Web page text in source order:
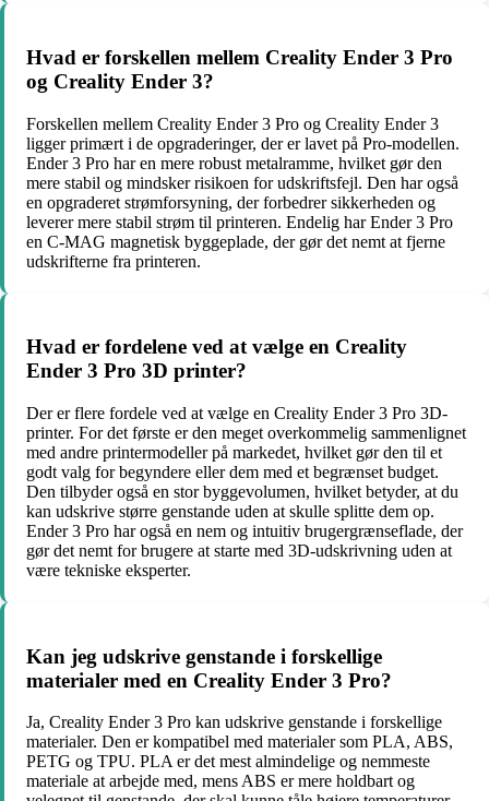
Hvad er forskellen mellem Creality Ender 3 Pro
og Creality Ender 3?
Forskellen mellem Creality Ender 3 Pro og Creality Ender 3
ligger primært i de opgraderinger, der er lavet på Pro-modellen.
Ender 3 Pro har en mere robust metalramme, hvilket gør den
mere stabil og mindsker risikoen for udskriftsfejl. Den har også
en opgraderet strømforsyning, der forbedrer sikkerheden og
leverer mere stabil strøm til printeren. Endelig har Ender 3 Pro
en C-MAG magnetisk byggeplade, der gør det nemt at fjerne
udskrifterne fra printeren.
Hvad er fordelene ved at vælge en Creality
Ender 3 Pro 3D printer?
Der er flere fordele ved at vælge en Creality Ender 3 Pro 3D-
printer. For det første er den meget overkommelig sammenlignet
med andre printermodeller på markedet, hvilket gør den til et
godt valg for begyndere eller dem med et begrænset budget.
Den tilbyder også en stor byggevolumen, hvilket betyder, at du
kan udskrive større genstande uden at skulle splitte dem op.
Ender 3 Pro har også en nem og intuitiv brugergrænseflade, der
gør det nemt for brugere at starte med 3D-udskrivning uden at
være tekniske eksperter.
Kan jeg udskrive genstande i forskellige
materialer med en Creality Ender 3 Pro?
Ja, Creality Ender 3 Pro kan udskrive genstande i forskellige
materialer. Den er kompatibel med materialer som PLA, ABS,
PETG og TPU. PLA er det mest almindelige og nemmeste
materiale at arbejde med, mens ABS er mere holdbart og